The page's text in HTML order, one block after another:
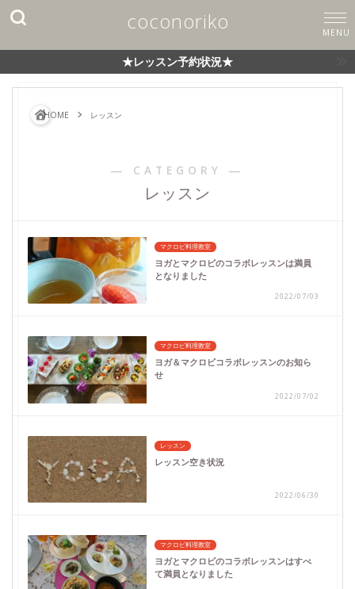
coconoriko
★レッスン予約状況★
HOME レッスン
― CATEGORY ―
レッスン
マクロビ料理教室
ヨガとマクロビのコラボレッスンは満員
となりました
2022/07/03
マクロビ料理教室
ヨガ＆マクロビコラボレッスンのお知ら
せ
2022/07/02
レッスン
レッスン空き状況
2022/06/30
マクロビ料理教室
ヨガとマクロビのコラボレッスンはすべ
て満員となりました